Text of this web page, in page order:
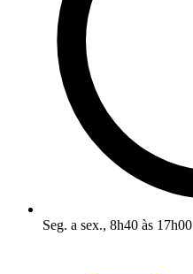
Seg. a sex., 8h40 às 17h00